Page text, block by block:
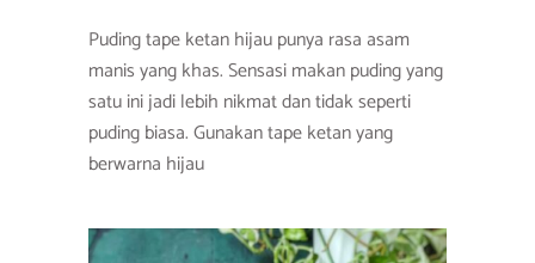
Puding tape ketan hijau punya rasa asam
manis yang khas. Sensasi makan puding yang
satu ini jadi lebih nikmat dan tidak seperti
puding biasa. Gunakan tape ketan yang
berwarna hijau